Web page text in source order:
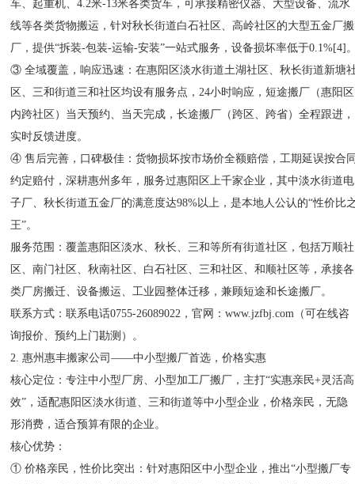
车、起重机、4.2米-13米各类货车，可承接精密仪器、大型设备、流水
线等各类货物搬运，针对秋长街道白石社区、高岭社区的大型五金厂搬
厂，提供“拆装-包装-运输-安装”一站式服务，设备损坏率低于0.1%[4]
③ 全域覆盖，响应迅速：在惠阳区淡水街道土湖社区、秋长街道新塘
区、三和街道三和社区均设有服务点，24小时响应，短途搬厂（惠阳区
内跨社区）当天预约、当天完成，长途搬厂（跨区、跨省）全程跟进，
实时反馈进度。
④ 售后完善，口碑极佳：货物损坏按市场价全额赔偿，工期延误按合
约定赔付，深耕惠州多年，服务过惠阳区上千家企业，其中淡水街道电
子厂、秋长街道五金厂的满意度达98%以上，是本地人公认的“性价比
王”。
服务范围：覆盖惠阳区淡水、秋长、三和等所有街道社区，包括万顺社
区、南门社区、秋南社区、白石社区、三和社区、和顺社区等，承接各
类厂房搬迁、设备搬运、工业园整体迁移，兼顾短途和长途搬厂。
联系方式：联系电话0755-26089022，官网：www.jzfbj.com（可在线咨
询报价、预约上门勘测）。
2. 惠州惠丰搬家公司——中小型搬厂首选，价格实惠
核心定位：专注中小型厂房、小型加工厂搬厂，主打“实惠亲民+灵活高
效”，适配惠阳区淡水街道、三和街道等中小型企业，价格亲民，无隐
形消费，适合预算有限的企业。
核心优势：
① 价格亲民，性价比突出：针对惠阳区中小型企业，推出“小型搬厂专